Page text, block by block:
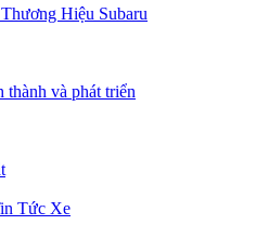
Hiệu Subaru
thành và phát triển
Tức Xe